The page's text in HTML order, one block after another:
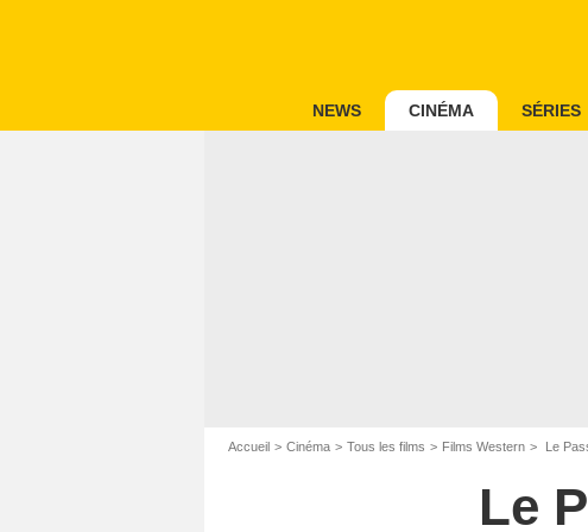
NEWS CINÉMA SÉRIES
Accueil Cinéma Tous les films Films Western Le
Le